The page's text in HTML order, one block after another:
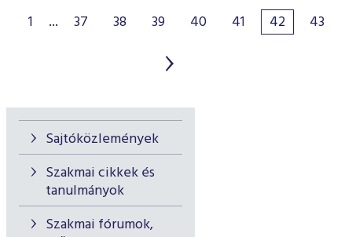
Sajtóközlemények
Szakmai cikkek és
tanulmányok
Szakmai fórumok,
1 ... 37 38 39 40 41 42 43